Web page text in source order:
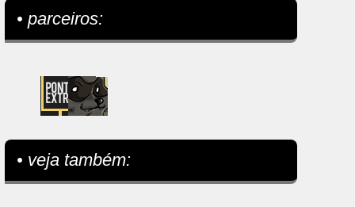
• parceiros:
• veja também: